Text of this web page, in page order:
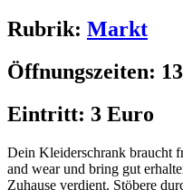
Rubrik: Markt
Öffnungszeiten:
Eintritt: 3 Euro
Dein Kleiderschrank braucht
and wear und bring gut
Zuhause verdient. Stöbere